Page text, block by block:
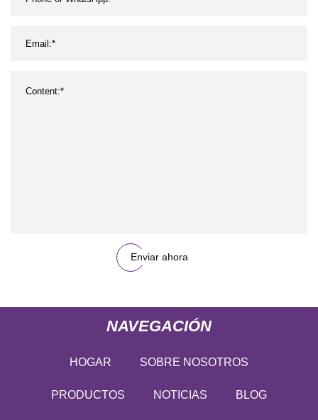
Enviar ahora
NAVEGACIÓN
HOGAR SOBRE NOSOTROS
PRODUCTOS NOTICIAS BLOG